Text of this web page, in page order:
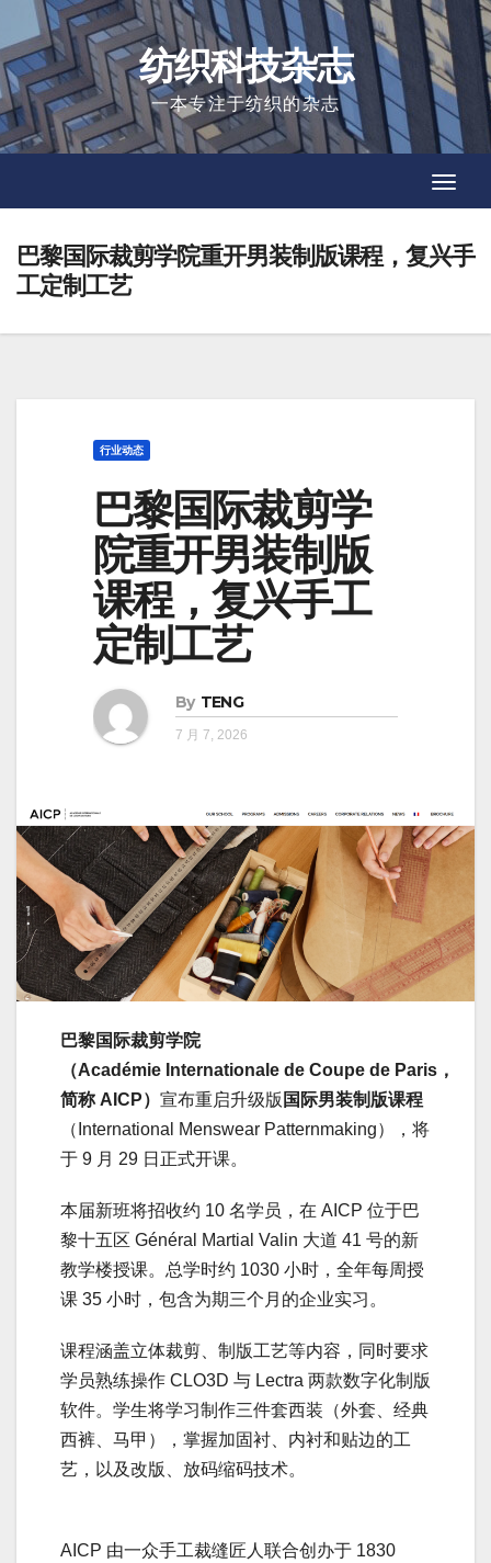
to
content
纺织科技杂志
一本专注于纺织的杂志
巴黎国际裁剪学院重开男装制版课程，复兴手
工定制工艺
行业动态
巴黎国际裁剪学
院重开男装制版
课程，复兴手工
定制工艺
By TENG
7 月 7, 2026
巴黎国际裁剪学院
（Académie Internationale de Coupe de Paris，
简称 AICP） 宣布重启升级版 国际男装制版课程
（International Menswear Patternmaking），将
于 9 月 29 日正式开课。
本届新班将招收约 10 名学员，在 AICP 位于巴
黎十五区 Général Martial Valin 大道 41 号的新
教学楼授课。总学时约 1030 小时，全年每周授
课 35 小时，包含为期三个月的企业实习。
课程涵盖立体裁剪、制版工艺等内容，同时要求
学员熟练操作 CLO3D 与 Lectra 两款数字化制版
软件。学生将学习制作三件套西装（外套、经典
西裤、马甲），掌握加固衬、内衬和贴边的工
艺，以及改版、放码缩码技术。
AICP 由一众手工裁缝匠人联合创办于 1830